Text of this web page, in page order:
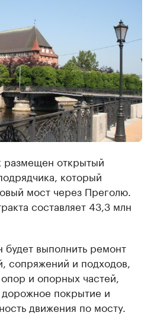
размещен открытый
который
мост через Преголю.
составляет 43,3 млн
выполнить ремонт
сопряжений и подходов,
и опорных частей,
покрытие и
движения по мосту.